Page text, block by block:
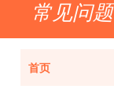
常见问题
首页